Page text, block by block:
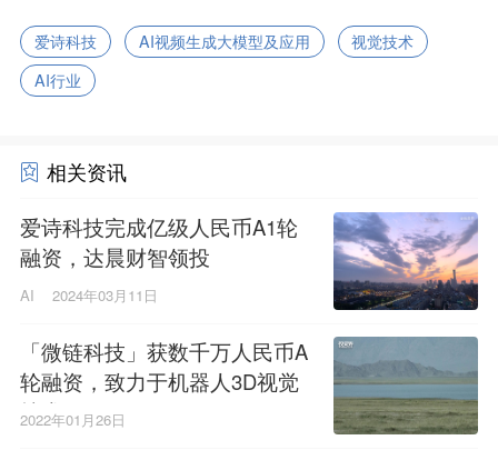
爱诗科技 AI视频生成大模型及应用
视觉技术
AI行业
相关资讯
爱诗科技完成亿级人民币A1轮
融资，达晨财智领投
AI 2024年03月11日
「微链科技」获数千万人民币A
轮融资，致力于机器人3D视觉
技术
2022年01月26日